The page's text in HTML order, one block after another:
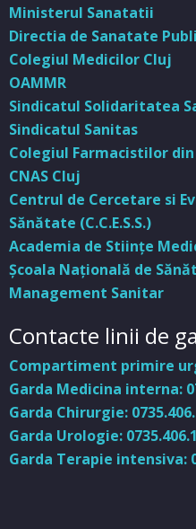
Ministerul Sanatatii
Directia de Sanatate
Colegiul Medicilor Cluj
OAMMR
Sindicatul Solidaritatea
Sindicatul Sanitas
Colegiul Farmacistilor
CNAS Cluj
Centrul de Cercetare si
Sănătate (C.C.E.S.S.)
Academia de Stiinţe
Şcoala Naţională de
Management Sanitar
Contacte linii de
Compartiment primire
Garda Medicina interna:
Garda Chirurgie:
Garda Urologie:
Garda Terapie intensiva: